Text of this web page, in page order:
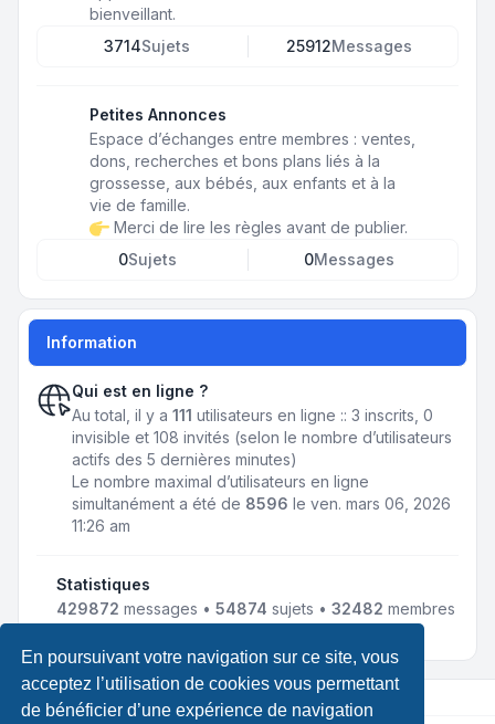
En poursuivant votre navigation sur ce site, vous
acceptez l’utilisation de cookies vous permettant
de bénéficier d’une expérience de navigation
bienveillant.
3714Sujets 25912Messages
Petites Annonces
Espace d’échanges entre membres : ventes,
dons, recherches et bons plans liés à la
grossesse, aux bébés, aux enfants et à la
vie de famille.
Merci de lire les règles avant de publier.
0Sujets 0Messages
Information
Qui est en ligne ?
Au total, il y a 111 utilisateurs en ligne :: 3 inscrits, 0
invisible et 108 invités (selon le nombre d’utilisateurs
actifs des 5 dernières minutes)
Le nombre maximal d’utilisateurs en ligne
simultanément a été de 8596 le ven. mars 06, 2026
11:26 am
Statistiques
429872 messages • 54874 sujets • 32482 membres